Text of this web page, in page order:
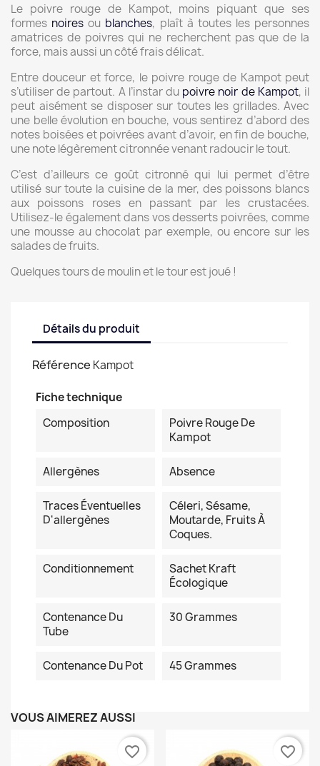
Le poivre rouge de Kampot, moins piquant que ses
formes noires ou blanches, plaît à toutes les personnes
amatrices de poivres qui ne recherchent pas que de la
force, mais aussi un côté frais délicat.
Entre douceur et force, le poivre rouge de Kampot peut
s’utiliser de partout. A l’instar du poivre noir de Kampot, il
peut aisément se disposer sur toutes les grillades. Avec
une belle évolution en bouche, vous sentirez d’abord des
notes boisées et poivrées avant d’avoir, en fin de bouche,
une note légèrement citronnée venant radoucir le tout.
C’est d’ailleurs ce goût citronné qui lui permet d’être
utilisé sur toute la cuisine de la mer, des poissons blancs
aux poissons roses en passant par les crustacées.
Utilisez-le également dans vos desserts poivrées, comme
une mousse au chocolat par exemple, ou encore sur les
salades de fruits.
Quelques tours de moulin et le tour est joué !
Détails du produit
Référence Kampot
Fiche technique
Composition
Poivre Rouge De
Kampot
Allergènes Absence
Traces Éventuelles
D'allergènes
Céleri, Sésame,
Moutarde, Fruits À
Coques.
Conditionnement
Sachet Kraft
Écologique
Contenance Du
Tube
30 Grammes
Contenance Du Pot 45 Grammes
VOUS AIMEREZ AUSSI
favorite_border favorite_border